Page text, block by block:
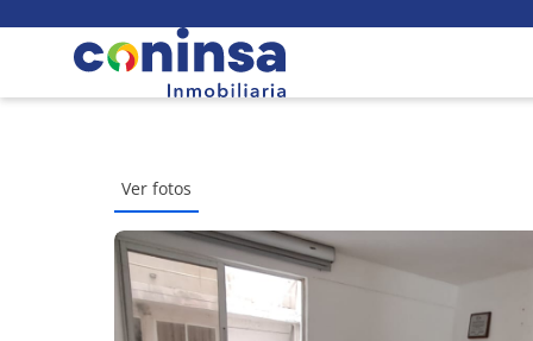
Ver fotos